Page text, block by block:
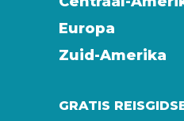
Europa
Zuid-Amerika
GRATIS